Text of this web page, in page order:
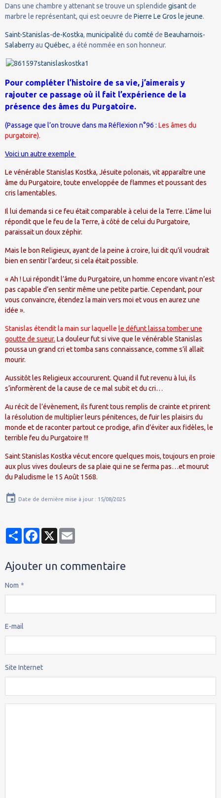
Dans une chambre y attenant se trouve un splendide gisantde
marbre le représentant, qui est oeuvre de Pierre Le Gros le jeune.
Saint-Stanislas-de-Kostka, municipalité du comté de Beauharnois-
Salaberryau Québec, a été nommée en son honneur.
Pour compléter l’histoire de sa vie, j’aimerais y
rajouter ce passage où il fait l’expérience de la
présence des âmes du Purgatoire.
(Passage que l’on trouve dans ma Réflexion n°96 : Les âmes du
purgatoire).
Voici un autre exemple
Le vénérable Stanislas Kostka, Jésuite polonais, vit apparaître une
âme du Purgatoire, toute enveloppée de flammes et poussant des
cris lamentables.
Il lui demanda si ce feu était comparable à celui de la Terre. L’âme lui
répondit que le feu de la Terre, à côté de celui du Purgatoire,
paraissait un doux zéphir.
Mais le bon Religieux, ayant de la peine à croire, lui dit qu’il voudrait
bien en sentir l’ardeur, si cela était possible.
« Ah ! Lui répondit l’âme du Purgatoire, un homme encore vivant n’est
pas capable d’en sentir même une petite partie. Cependant, pour
vous convaincre, étendez la main vers moi et vous en aurez une
idée ».
Stanislas étendit la main sur laquelle le défunt laissa tomber une
goutte de sueur. La douleur fut si vive que le vénérable Stanislas
poussa un grand cri et tomba sans connaissance, comme s’il allait
mourir.
Aussitôt les Religieux accoururent. Quand il fut revenu à lui, ils
s’informèrent de la cause de ce mal subit et du cri…
Au récit de l’évènement, ils furent tous remplis de crainte et prirent
la résolution de multiplier leurs pénitences, de fuir les plaisirs du
monde et de raconter partout ce prodige, afin d’éviter aux fidèles, le
terrible feu du Purgatoire !!!
Saint Stanislas Kostka vécut encore quelques mois, toujours en proie
aux plus vives douleurs de sa plaie qui ne se ferma pas…et mourut
du Paludisme le 15 Août 1568.
Date de dernière mise à jour : 15/08/2025
PartagerFacebook
X
Ajouter un commentaire
Nom
E-mail
Site Internet